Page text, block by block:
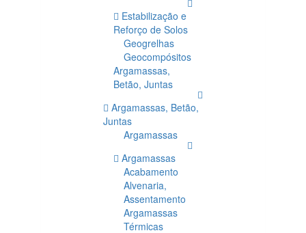
Estabilização e
Reforço de Solos
Geogrelhas
Geocompósitos
Argamassas,
Betão, Juntas
Argamassas, Betão,
Juntas
Argamassas
Argamassas
Acabamento
Alvenaria,
Assentamento
Argamassas
Térmicas